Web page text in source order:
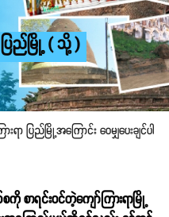
ြည်မြို့ ( သို့ )
ာ ပြည်မြို့အကြောင်း ‌ဝေမျှပေးချင်ပါ
စာရင်းဝင်တဲ့ကျော်ကြားရာမြို့